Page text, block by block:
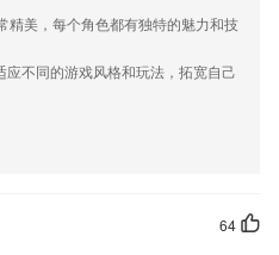
，吸引您继续学习，帮助您记住学到
体，自己视频自己做主
本在线启蒙绘本阅读，搭配超萌早教
正英文儿歌给孩子们磨耳朵、加上专
精美，每个角色都有独特的魅力和技
应不同的游戏风格和玩法，拓宽自己
64